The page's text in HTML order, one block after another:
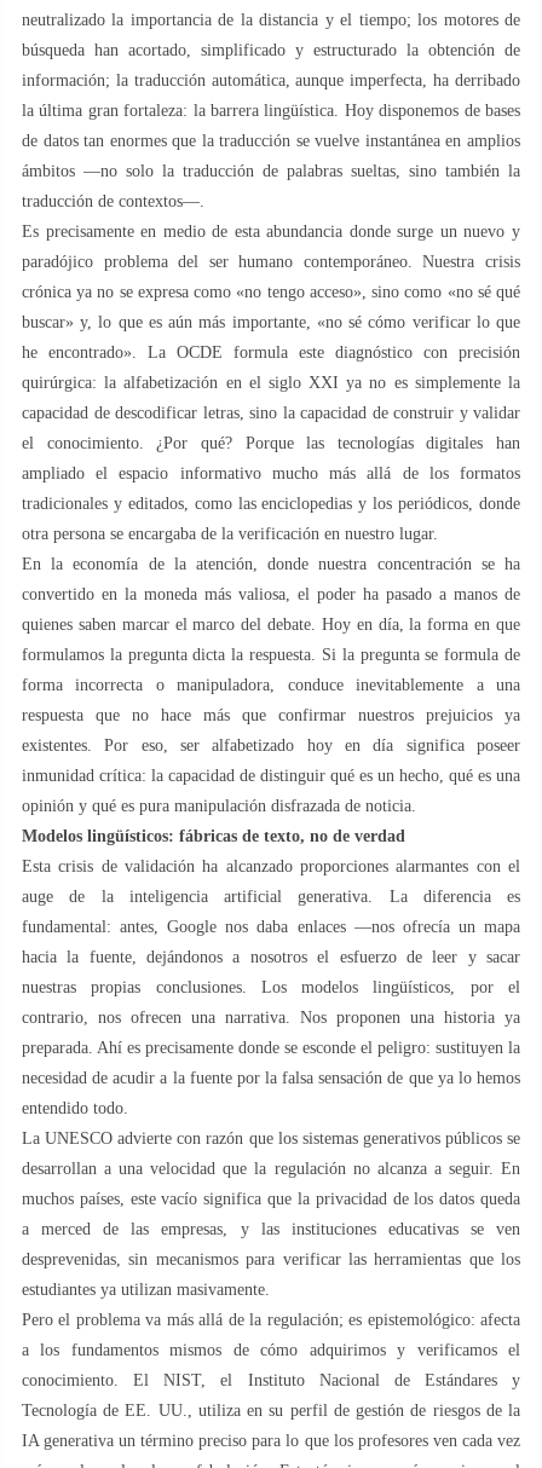
neutralizado la importancia de la distancia y el tiempo; los motores de
búsqueda han acortado, simplificado y estructurado la obtención de
información; la traducción automática, aunque imperfecta, ha derribado
la última gran fortaleza: la barrera lingüística. Hoy disponemos de bases
de datos tan enormes que la traducción se vuelve instantánea en amplios
ámbitos —no solo la traducción de palabras sueltas, sino también la
traducción de contextos—.
Es precisamente en medio de esta abundancia donde surge un nuevo y
paradójico problema del ser humano contemporáneo. Nuestra crisis
crónica ya no se expresa como «no tengo acceso», sino como «no sé qué
buscar» y, lo que es aún más importante, «no sé cómo verificar lo que
he encontrado». La OCDE formula este diagnóstico con precisión
quirúrgica: la alfabetización en el siglo XXI ya no es simplemente la
capacidad de descodificar letras, sino la capacidad de construir y validar
el conocimiento. ¿Por qué? Porque las tecnologías digitales han
ampliado el espacio informativo mucho más allá de los formatos
tradicionales y editados, como las enciclopedias y los periódicos, donde
otra persona se encargaba de la verificación en nuestro lugar.
En la economía de la atención, donde nuestra concentración se ha
convertido en la moneda más valiosa, el poder ha pasado a manos de
quienes saben marcar el marco del debate. Hoy en día, la forma en que
formulamos la pregunta dicta la respuesta. Si la pregunta se formula de
forma incorrecta o manipuladora, conduce inevitablemente a una
respuesta que no hace más que confirmar nuestros prejuicios ya
existentes. Por eso, ser alfabetizado hoy en día significa poseer
inmunidad crítica: la capacidad de distinguir qué es un hecho, qué es una
opinión y qué es pura manipulación disfrazada de noticia.
Modelos lingüísticos: fábricas de texto, no de verdad
Esta crisis de validación ha alcanzado proporciones alarmantes con el
auge de la inteligencia artificial generativa. La diferencia es
fundamental: antes, Google nos daba enlaces —nos ofrecía un mapa
hacia la fuente, dejándonos a nosotros el esfuerzo de leer y sacar
nuestras propias conclusiones. Los modelos lingüísticos, por el
contrario, nos ofrecen una narrativa. Nos proponen una historia ya
preparada. Ahí es precisamente donde se esconde el peligro: sustituyen la
necesidad de acudir a la fuente por la falsa sensación de que ya lo hemos
entendido todo.
La UNESCO advierte con razón que los sistemas generativos públicos se
desarrollan a una velocidad que la regulación no alcanza a seguir. En
muchos países, este vacío significa que la privacidad de los datos queda
a merced de las empresas, y las instituciones educativas se ven
desprevenidas, sin mecanismos para verificar las herramientas que los
estudiantes ya utilizan masivamente.
Pero el problema va más allá de la regulación; es epistemológico: afecta
a los fundamentos mismos de cómo adquirimos y verificamos el
conocimiento. El NIST, el Instituto Nacional de Estándares y
Tecnología de EE. UU., utiliza en su perfil de gestión de riesgos de la
IA generativa un término preciso para lo que los profesores ven cada vez